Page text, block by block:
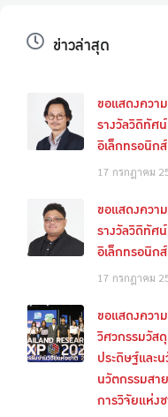
ข่าวล่าสุด
ขอแสดงควา
รางวัลวิดิทัศ
อิเล็กทรอนิก
17 กรกฎาคม
ขอแสดงควา
รางวัลวิดิทัศ
อิเล็กทรอนิก
17 กรกฎาคม
ขอแสดงควา
วิศวกรรมวัสดุ
ประดิษฐ์และ
นวัตกรรมสา
การวิจัยแห่ง